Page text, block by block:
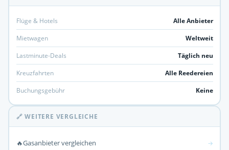
Flüge & Hotels
Alle Anbieter
Mietwagen
Weltweit
Lastminute-Deals
Täglich neu
Kreuzfahrten
Alle Reedereien
Buchungsgebühr
Keine
🔗 WEITERE VERGLEICHE
🔥Gasanbieter vergleichen →